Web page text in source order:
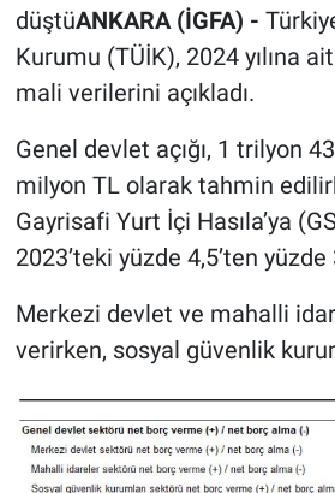
düştüANKARA (İGFA) -
Kurumu (TÜİK), 2024 yılına
mali verilerini açıkladı.
Genel devlet açığı, 1 trilyon
milyon TL olarak tahmin
Gayrisafi Yurt İçi Hasıla’ya
2023’teki yüzde 4,5’ten yüzde
Merkezi devlet ve mahalli
verirken, sosyal güvenlik